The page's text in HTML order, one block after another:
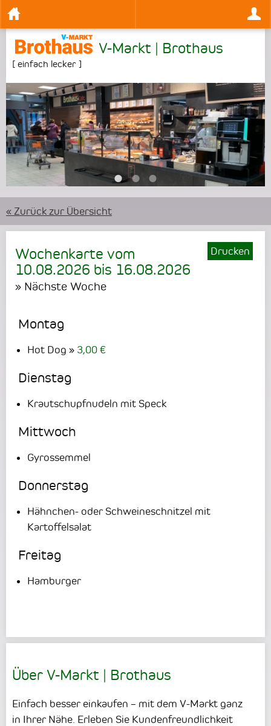
V-Markt | Brothaus
[ einfach lecker ]
•••
« Zurück zur Übersicht
Drucken
Wochenkarte vom
10.08.2026 bis 16.08.2026
» Nächste Woche
Montag
Hot Dog 3,00 €
Dienstag
Krautschupfnudeln mit Speck
Mittwoch
Gyrossemmel
Donnerstag
Hähnchen- oder Schweineschnitzel mit
Kartoffelsalat
Freitag
Hamburger
Über V-Markt | Brothaus
Einfach besser einkaufen – mit dem V-Markt ganz
in Ihrer Nähe. Erleben Sie Kundenfreundlichkeit